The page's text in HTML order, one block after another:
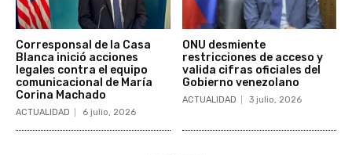
Corresponsal de la Casa
Blanca inició acciones
legales contra el equipo
comunicacional de María
Corina Machado
ACTUALIDAD 6 julio, 2026
ONU desmiente
restricciones de acceso y
valida cifras oficiales del
Gobierno venezolano
ACTUALIDAD 3 julio, 2026